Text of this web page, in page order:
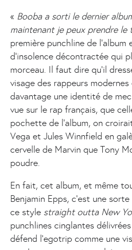
« Booba a sorti le dernier
maintenant je peux prendre le
première punchline de l’album
d’insolence décontractée qui
morceau. Il faut dire qu’il
visage des rappeurs
davantage une identité de
vue sur le rap français, que
pochette de l’album, on
Vega et Jules Winnfield en
cervelle de Marvin que Tony
poudre.
En fait, cet album, et même
Benjamin Epps, c’est une
ce style straight outta New
punchlines cinglantes
défend l’egotrip comme une